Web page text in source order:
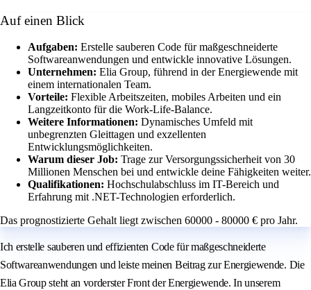
Auf einen Blick
Aufgaben: Erstelle sauberen Code für maßgeschneiderte
Softwareanwendungen und entwickle innovative Lösungen.
Unternehmen: Elia Group, führend in der Energiewende mit
einem internationalen Team.
Vorteile: Flexible Arbeitszeiten, mobiles Arbeiten und ein
Langzeitkonto für die Work-Life-Balance.
Weitere Informationen: Dynamisches Umfeld mit
unbegrenzten Gleittagen und exzellenten
Entwicklungsmöglichkeiten.
Warum dieser Job: Trage zur Versorgungssicherheit von 30
Millionen Menschen bei und entwickle deine Fähigkeiten weiter.
Qualifikationen: Hochschulabschluss im IT-Bereich und
Erfahrung mit .NET-Technologien erforderlich.
Das prognostizierte Gehalt liegt zwischen 60000 - 80000 € pro Jahr.
Ich erstelle sauberen und effizienten Code für maßgeschneiderte
Softwareanwendungen und leiste meinen Beitrag zur Energiewende. Die
Elia Group steht an vorderster Front der Energiewende. In unserem